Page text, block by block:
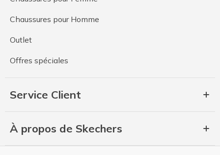
Chaussures pour Homme
Outlet
Offres spéciales
Service Client
À propos de Skechers